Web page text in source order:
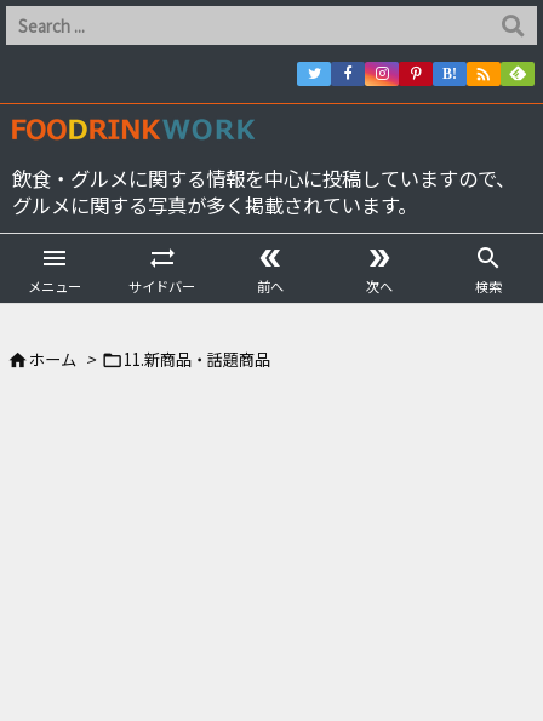
飲食・グルメに関する情報を中心に投稿していますので、
グルメに関する写真が多く掲載されています。

メニュー

サイドバー

前へ

次へ

検索
B! 
ホーム > 11.新商品・話題商品